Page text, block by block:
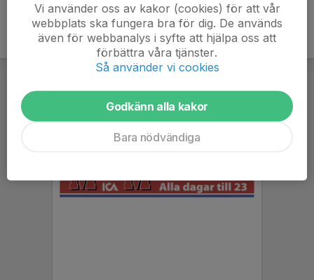
Vi använder oss av kakor (cookies) för att vår
webbplats ska fungera bra för dig. De används
även för webbanalys i syfte att hjälpa oss att
förbättra våra tjänster.
Så använder vi cookies
Godkänn alla kakor
Bara nödvändiga